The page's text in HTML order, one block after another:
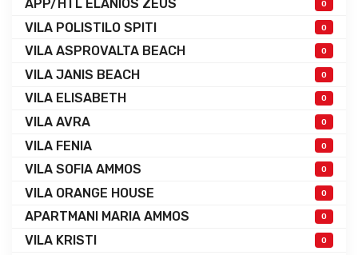
APP/HTL ELANIOS ZEUS 0
VILA POLISTILO SPITI 0
VILA ASPROVALTA BEACH 0
VILA JANIS BEACH 0
VILA ELISABETH 0
VILA AVRA 0
VILA FENIA 0
VILA SOFIA AMMOS 0
VILA ORANGE HOUSE 0
APARTMANI MARIA AMMOS 0
VILA KRISTI 0